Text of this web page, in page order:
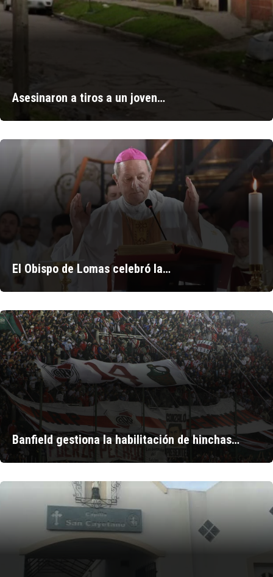
Asesinaron a tiros a un joven…
El Obispo de Lomas celebró la…
Banfield gestiona la habilitación de hinchas…